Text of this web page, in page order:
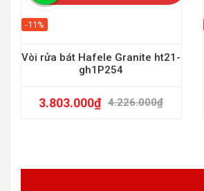
-11%
Vòi rửa bát Hafele Granite ht21-
gh1P254
4.226.000₫
3.803.000₫